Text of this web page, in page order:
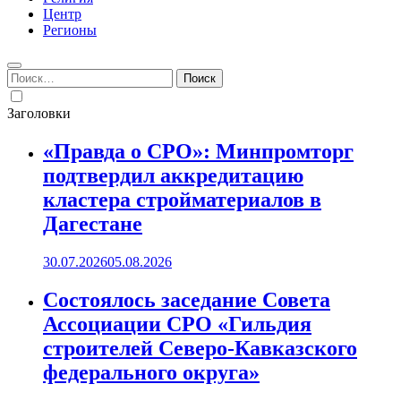
Центр
Регионы
Найти:
Заголовки
«Правда о СРО»: Минпромторг
подтвердил аккредитацию
кластера стройматериалов в
Дагестане
30.07.202605.08.2026
Состоялось заседание Совета
Ассоциации СРО «Гильдия
строителей Северо-Кавказского
федерального округа»